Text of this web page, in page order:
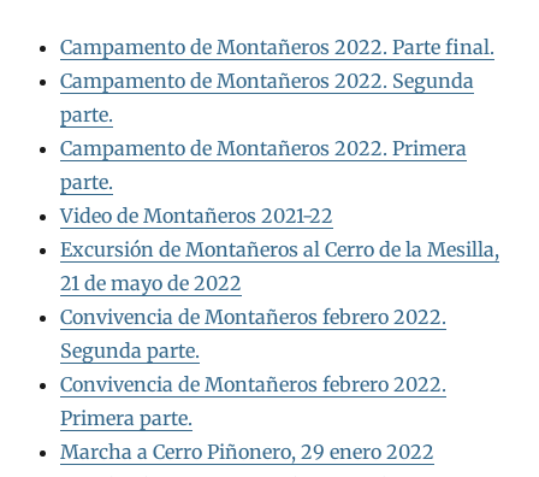
Campamento de Montañeros 2022. Parte final.
Campamento de Montañeros 2022. Segunda
parte.
Campamento de Montañeros 2022. Primera
parte.
Video de Montañeros 2021-22
Excursión de Montañeros al Cerro de la Mesilla,
21 de mayo de 2022
Convivencia de Montañeros febrero 2022.
Segunda parte.
Convivencia de Montañeros febrero 2022.
Primera parte.
Marcha a Cerro Piñonero, 29 enero 2022